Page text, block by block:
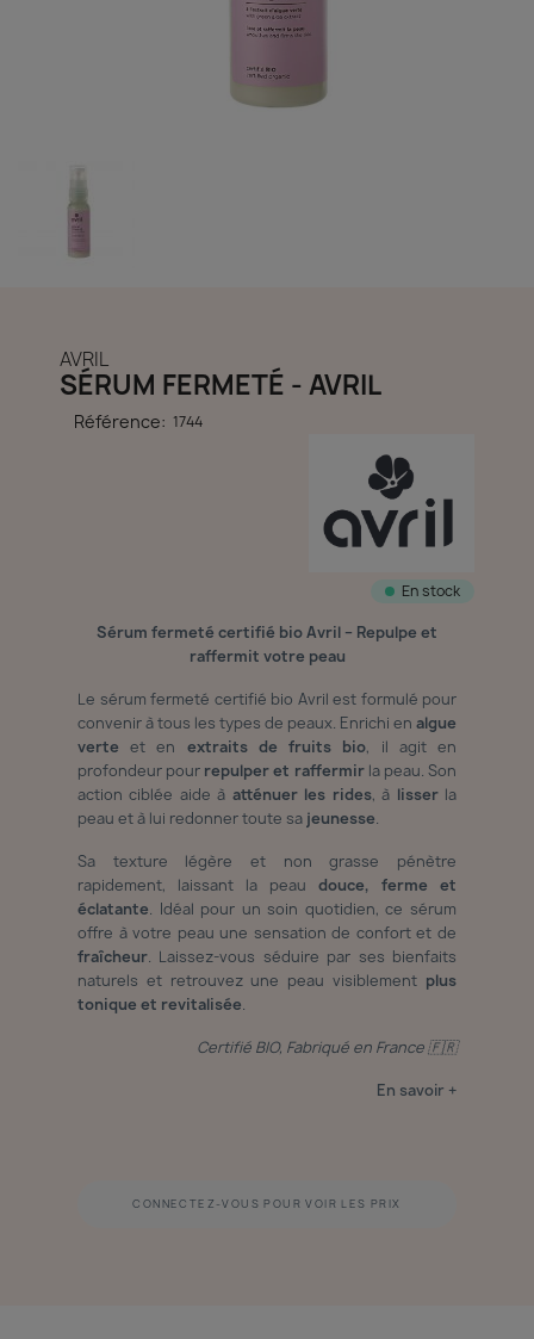
AVRIL
SÉRUM FERMETÉ - AVRIL
Référence: 1744
En stock
Sérum fermeté certifié bio Avril – Repulpe et
raffermit votre peau
Le sérum fermeté certifié bio Avril est formulé pour
convenir à tous les types de peaux. Enrichi en algue
verte et en extraits de fruits bio, il agit en
profondeur pour repulper et raffermirla peau. Son
action ciblée aide à atténuer les rides, à lisserla
peau et à lui redonner toute sa jeunesse.
Sa texture légère et non grasse pénètre
rapidement, laissant la peau douce, ferme et
éclatante. Idéal pour un soin quotidien, ce sérum
offre à votre peau une sensation de confort et de
fraîcheur. Laissez-vous séduire par ses bienfaits
naturels et retrouvez une peau visiblement plus
tonique et revitalisée.
Certifié BIO, Fabriqué en France 🇫🇷
En savoir +
CONNECTEZ-VOUS POUR VOIR LES PRIX
découvrir notre boutique et laissez-nous vous